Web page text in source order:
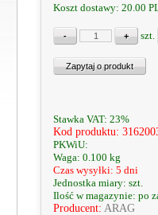
Koszt dostawy: 20.00
szt.
Stawka VAT: 23%
Kod produktu:
PKWiU:
Waga: 0.100 kg
Czas wysyłki: 5 dni
Jednostka miary: szt.
Ilość w magazynie: po
Producent: ARAG